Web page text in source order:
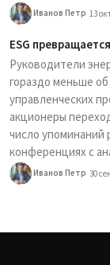
Иванов Петр 13
ESG
Руководители
гораздо меньше
управленческих
акционеры
число упоминаний
конференциях с
Иванов Петр 30